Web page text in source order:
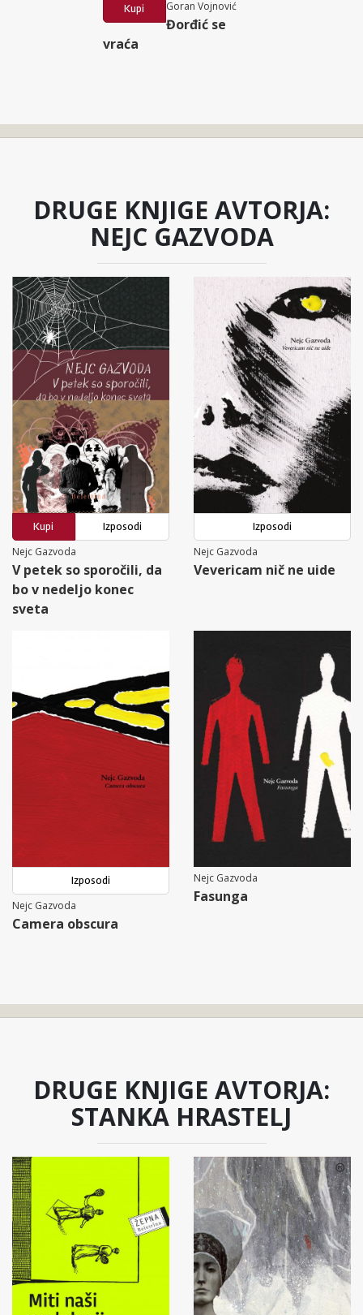
Kupi Goran Vojnović
Đorđić se
vraća
DRUGE KNJIGE AVTORJA:
NEJC GAZVODA
Kupi
Izposodi
Nejc Gazvoda
V petek so sporočili, da
bo v nedeljo konec
sveta
Izposodi
Nejc Gazvoda
Vevericam nič ne uide
Izposodi
Nejc Gazvoda
Camera obscura
Nejc Gazvoda
Fasunga
DRUGE KNJIGE AVTORJA:
STANKA HRASTELJ